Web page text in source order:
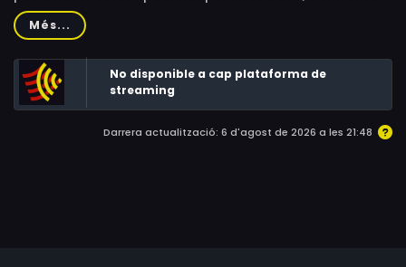
al repte de portar al directe una complexa i inèdita
simfonia composta per al quintet de Davis fa mig segle.
Més...
No disponible a cap plataforma de
streaming
Darrera actualització: 6 d'agost de 2026 a les 21:48